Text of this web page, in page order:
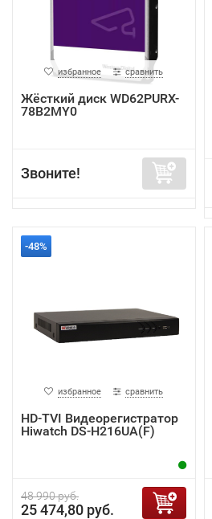
избранное сравнить
Жёсткий диск WD62PURX-
78B2MY0
Звоните!
-48%
избранное сравнить
HD-TVI Видеорегистратор
Hiwatch DS-H216UA(F)
48 990 руб.
25 474,80 руб.